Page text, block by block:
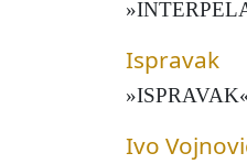
Ispravak
Ivo